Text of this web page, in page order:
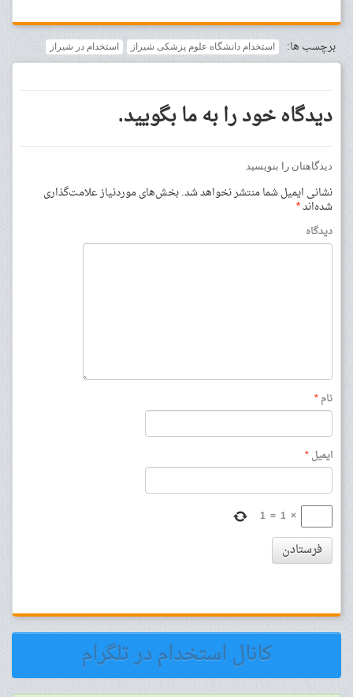
برچسب ها: استخدام دانشگاه علوم پزشکی شیراز استخدام در شیراز
دیدگاه خود را به ما بگویید.
دیدگاهتان را بنویسید
نشانی ایمیل شما منتشر نخواهد شد.بخش‌های موردنیاز علامت‌گذاری
شده‌اند*
دیدگاه
نام*
ایمیل*
×
1
=
1
فرستادن
کانال استخدام در تلگرام